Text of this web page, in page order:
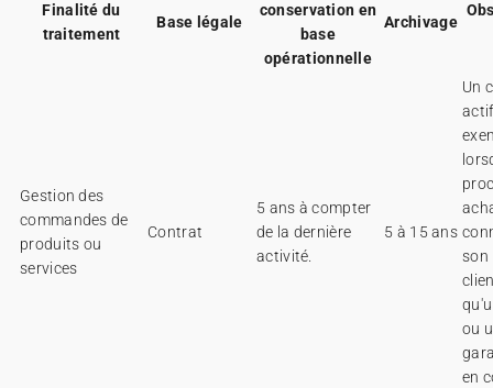
Finalité du
traitement
Base légale
conservation en
base
opérationnelle
Archivage
Gestion des
commandes de
produits ou
services
Contrat
5 ans à compter
de la dernière
activité.
5 à 15 ans
Un
son
ou
en